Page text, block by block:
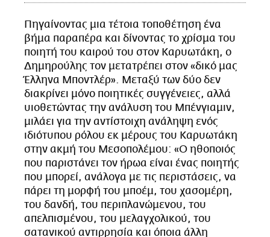
Πηγαίνοντας μια τέτοια τοποθέτηση ένα
βήμα παραπέρα και δίνοντας το χρίσμα του
ποιητή του καιρού του στον Καρυωτάκη, ο
Δημηρούλης τον μετατρέπει στον «δικό μας
Έλληνα Μποντλέρ». Μεταξύ των δύο δεν
διακρίνει μόνο ποιητικές συγγένειες, αλλά
υιοθετώντας την ανάλυση του Μπένγιαμιν,
μιλάει για την αντίστοιχη ανάληψη ενός
ιδιότυπου ρόλου εκ μέρους του Καρυωτάκη
στην ακμή του Μεσοπολέμου: «Ο ηθοποιός
που παριστάνει τον ήρωα είναι ένας ποιητής
που μπορεί, ανάλογα με τις περιστάσεις, να
πάρει τη μορφή του μποέμ, του χασομέρη,
του δανδή, του περιπλανώμενου, του
απελπισμένου, του μελαγχολικού, του
σατανικού αντιρρησία και όποια άλλη